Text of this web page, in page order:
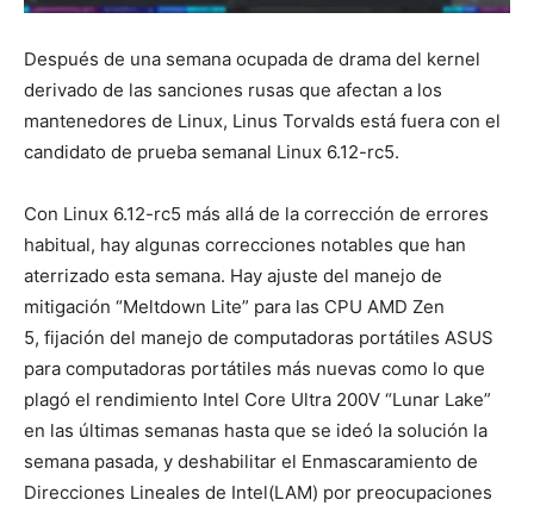
Después de una semana ocupada de drama del kernel
derivado de las sanciones rusas que afectan a los
mantenedores de Linux, Linus Torvalds está fuera con el
candidato de prueba semanal Linux 6.12-rc5.
Con Linux 6.12-rc5 más allá de la corrección de errores
habitual, hay algunas correcciones notables que han
aterrizado esta semana. Hay ajuste del manejo de
mitigación “Meltdown Lite” para las CPU AMD Zen
5, fijación del manejo de computadoras portátiles ASUS
para computadoras portátiles más nuevas como lo que
plagó el rendimiento Intel Core Ultra 200V “Lunar Lake”
en las últimas semanas hasta que se ideó la solución la
semana pasada, y deshabilitar el Enmascaramiento de
Direcciones Lineales de Intel(LAM) por preocupaciones